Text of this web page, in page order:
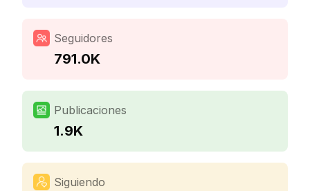
Seguidores
791.0K
Publicaciones
1.9K
Siguiendo